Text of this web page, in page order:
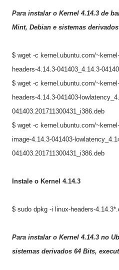
Para instalar o Kernel 4.14.3 de
Mint, Debian e sistemas
$ wget -c kernel.ubuntu.com/
headers-4.14.3-041403_4.14.3-
$ wget -c kernel.ubuntu.com/
headers-4.14.3-041403-
041403.201711300431_i386.deb
$ wget -c kernel.ubuntu.com/
image-4.14.3-041403-
041403.201711300431_i386.deb
Instale o Kernel 4.14.3
$ sudo dpkg -i linux-headers-4.14.3
Para instalar o Kernel 4.14.3 no
sistemas derivados 64 Bits,